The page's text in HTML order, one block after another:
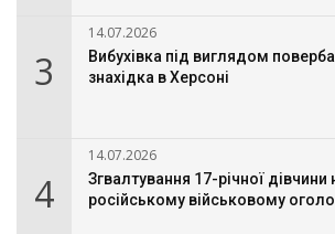
3
14.07.2026
Вибухівка під виглядом
знахідка в Херсоні
4
14.07.2026
Згвалтування 17-річної
російському військовому